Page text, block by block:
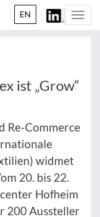
EN
ist „Grow“
Re-Commerce
widmet
20. bis 22.
Hofheim
200 Aussteller